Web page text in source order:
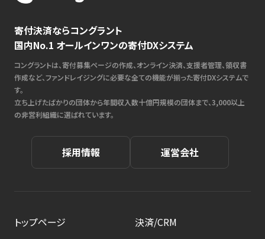
寄付決済ならコングラント
国内No.1 オールインワンの寄付DXシステム
コングラントは、寄付募集ページの作成、オンライン決済、支援者管理、領収書
作成など、ファンドレイジングに必要な全ての機能が揃った寄付DXシステムで
す。
立ち上げたばかりの団体から年間収入数十億円規模の団体まで、3,000以上
の非営利組織に選ばれています。
採用情報 運営会社
トップページ
決済/CRM